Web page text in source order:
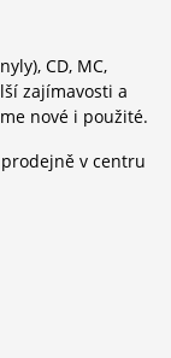
CD, MC,
zajímavosti a
nové i použité.
v centru